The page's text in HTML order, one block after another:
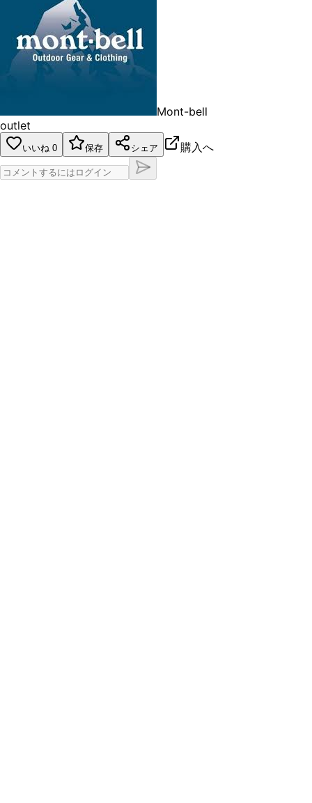
Mont-bell
outlet
いいね 0 保存 シェア 購入へ